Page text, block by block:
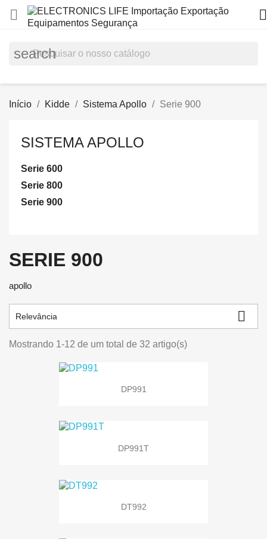
 
search
Início Kidde Sistema Apollo Serie 900
SISTEMA APOLLO
Serie 600
Serie 800
Serie 900
SERIE 900
apollo
Relevância 
Mostrando 1-12 de um total de 32 artigo(s)
DP991
DP991T
DT992